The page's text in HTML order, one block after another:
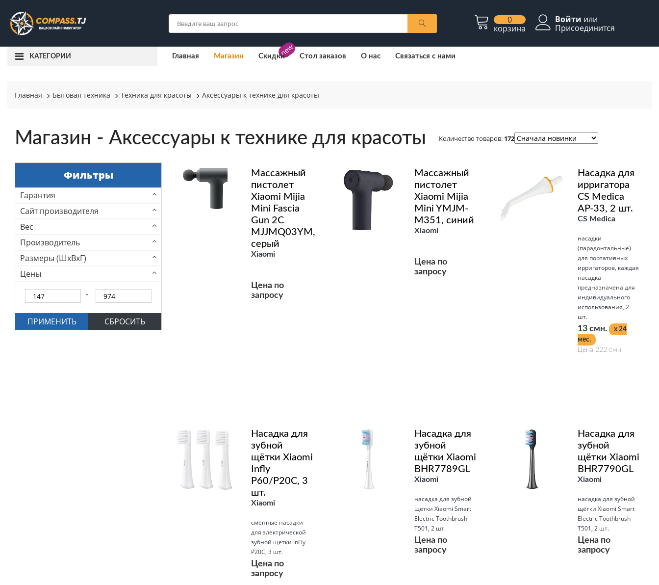
0
корзина
Войти или
Присоединится
КАТЕГОРИИ Главная Магазин new
Скидки Стол заказов О нас Связаться с нами
Главная Бытовая техника Техника для красоты Аксессуары к технике для красоты
Магазин - Аксессуары к технике для красоты Количество товаров: 172
Фильтры
Гарантия
Сайт производителя
Вес
Производитель
Размеры (ШхВхГ)
Цены
ПРИМЕНИТЬ СБРОСИТЬ
Массажный
пистолет
Xiaomi Mijia
Mini Fascia
Gun 2C
MJJMQ03YM,
серый
Xiaomi
Цена по
запросу
Массажный
пистолет
Xiaomi Mijia
Mini YMJM-
M351, синий
Xiaomi
Цена по
запросу
Насадка для
ирригатора
CS Medica
AP-33, 2 шт.
CS Medica
насадки
(парадонтальные)
для портативных
ирригаторов, каждая
насадка
предназначена для
индивидуального
использования, 2
шт.
13 смн.
x 24
мес.
Цена 222 смн.
Насадка для
зубной
щётки Xiaomi
Infly
P60/P20C, 3
шт.
Xiaomi
сменные насадки
для электрической
зубной щетки inFly
P20C, 3 шт.
Цена по
запросу
Насадка для
зубной
щётки Xiaomi
BHR7789GL
Xiaomi
насадка для зубной
щётки Xiaomi Smart
Electric Toothbrush
T501, 2 шт.
Цена по
запросу
Насадка для
зубной
щётки Xiaomi
BHR7790GL
Xiaomi
насадка для зубной
щётки Xiaomi Smart
Electric Toothbrush
T501, 2 шт.
Цена по
запросу